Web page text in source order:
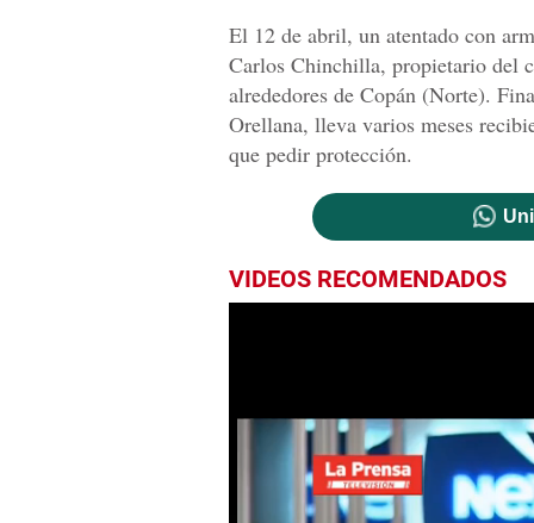
El 12 de abril, un atentado con
Carlos Chinchilla, propietario del
alrededores de Copán (Norte).
Orellana, lleva varios meses
que pedir protección.
VIDEOS RECOMENDADOS